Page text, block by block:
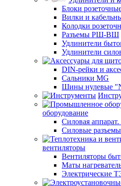
Блоки
Вилки и
Колодки
Разъемы РШ-ВШ
Удлинители
Удлинители
DIN-рейки и
Сальники MG
Шины нулевые
оборудование
Силовая
Силовые разъемы
вентиляторы
Вентиляторы
Маты
Электрические